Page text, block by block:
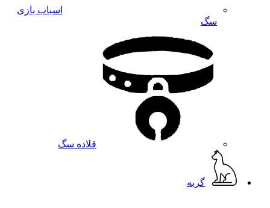
اسباب بازی
سگ
قلاده سگ
گربه